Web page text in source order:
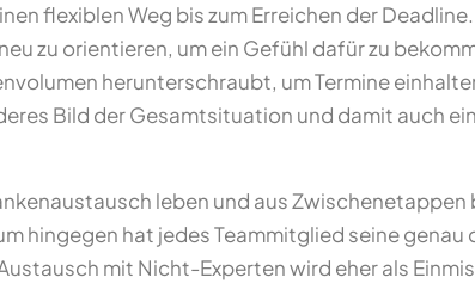
flexiblen Weg bis zum Erreichen der
zu orientieren, um ein Gefühl dafür zu
herunterschraubt, um Termine
Bild der Gesamtsituation und damit auch
leben und aus Zwischenetappen
hingegen hat jedes Teammitglied seine genau
mit Nicht-Experten wird eher als